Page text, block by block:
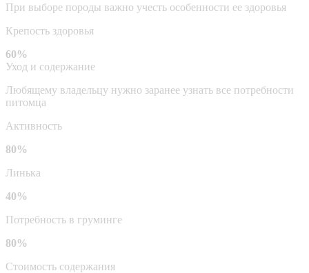
При выборе породы важно учесть особенности ее здоровья
Крепость здоровья
60%
Уход и содержание
Любящему владельцу нужно заранее узнать все потребности
питомца
Активность
80%
Линька
40%
Потребность в груминге
80%
Стоимость содержания